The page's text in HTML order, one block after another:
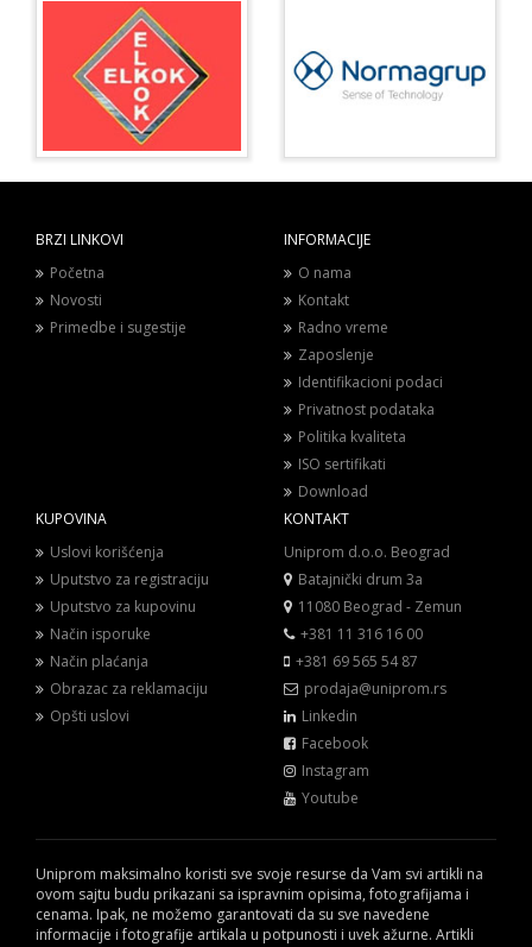
BRZI LINKOVI
Početna
Novosti
Primedbe i sugestije
INFORMACIJE
O nama
Kontakt
Radno vreme
Zaposlenje
Identifikacioni podaci
Privatnost podataka
Politika kvaliteta
ISO sertifikati
Download
KUPOVINA
Uslovi korišćenja
Uputstvo za registraciju
Uputstvo za kupovinu
Način isporuke
Način plaćanja
Obrazac za reklamaciju
Opšti uslovi
KONTAKT
Uniprom d.o.o. Beograd
Batajnički drum 3a
11080 Beograd - Zemun
+381 11 316 16 00
+381 69 565 54 87
prodaja@uniprom.rs
Linkedin
Facebook
Instagram
Youtube
Uniprom maksimalno koristi sve svoje resurse da Vam svi artikli na
ovom sajtu budu prikazani sa ispravnim opisima, fotografijama i
cenama. Ipak, ne možemo garantovati da su sve navedene
informacije i fotografije artikala u potpunosti i uvek ažurne. Artikli